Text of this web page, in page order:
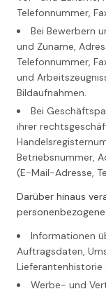
Telefonnummer,
Bei Bewerbern
und Zuname,
Telefonnummer,
und
Bildaufnahmen.
Bei
ihrer
Betriebsnummer,
(E-Mail-Adresse,
Darüber hinaus
Informationen
Auftragsdaten,
Lieferantenhistorie
Werbe- und